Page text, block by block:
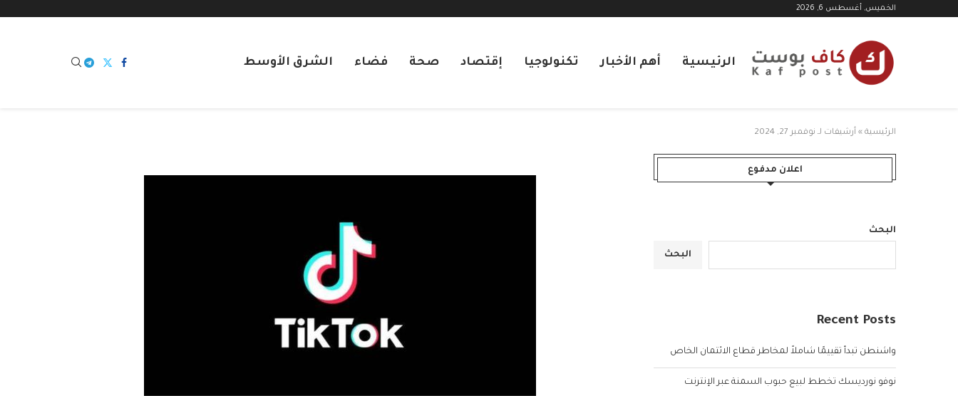
الخميس, أغسطس 6, 2026
الرئيسية أهم الأخبار تكنولوجيا إقتصاد صحة فضاء الشرق الأوسط
الرئيسية » أرشيفات لـ نوفمبر 27, 2024
اعلان مدفوع
البحث
البحث
Recent Posts
واشنطن تبدأ تقييمًا شاملاً لمخاطر قطاع الائتمان الخاص
نوفو نورديسك تخطط لبيع حبوب السمنة عبر الإنترنت